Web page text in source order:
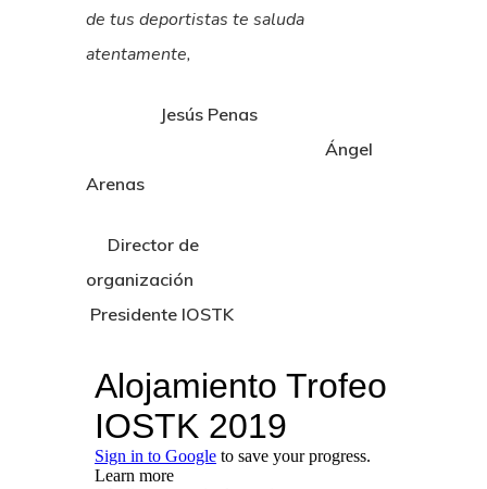
de tus deportistas te saluda
atentamente,
Jesús Penas
Ángel
Arenas
Director de
organización
Presidente IOSTK